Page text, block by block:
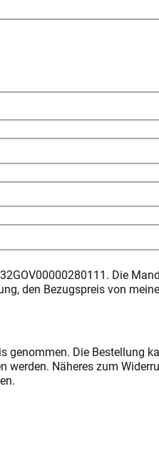
Die
den Bezugspreis von
genommen. Die Bestellung
werden. Näheres zum